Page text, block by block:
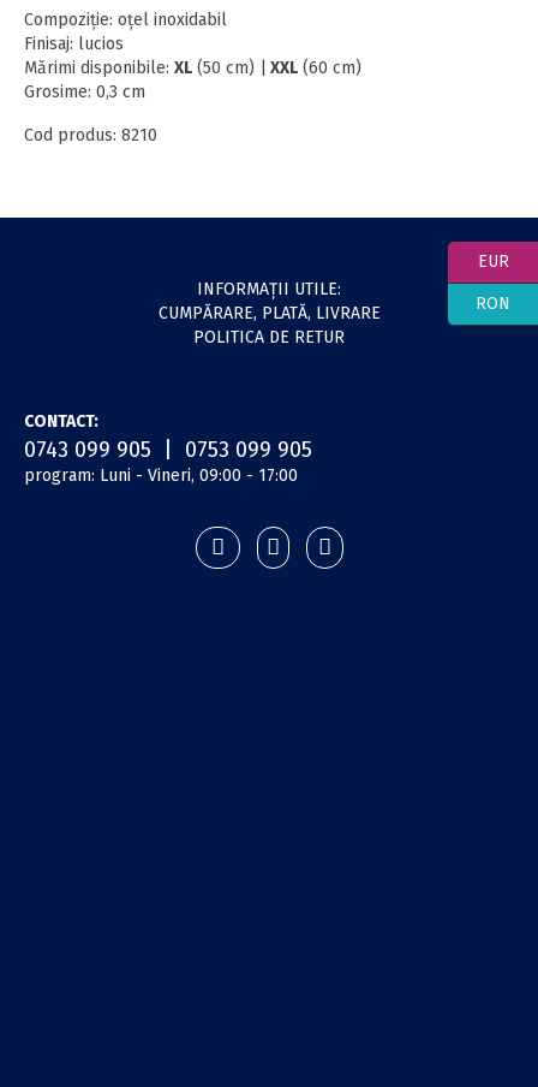
Compoziţie: oţel inoxidabil
Finisaj: lucios
Mărimi disponibile: XL (50 cm) | XXL (60 cm)
Grosime: 0,3 cm
Cod produs: 8210
INFORMAŢII UTILE:
CUMPĂRARE, PLATĂ, LIVRARE
POLITICA DE RETUR
CONTACT:
0743 099 905 | 0753 099 905
program: Luni - Vineri, 09:00 - 17:00
EUR
RON